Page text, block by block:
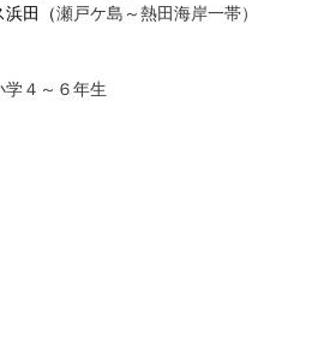
浜田（瀬戸ケ島～熱田海岸一帯）
４～６年生